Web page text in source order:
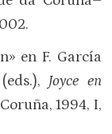
en F. García
Joyce en
1994, I,